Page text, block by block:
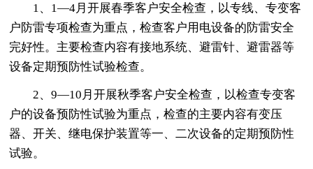
1、1—4月开展春季客户安全检查，以专线、专变客
户防雷专项检查为重点，检查客户用电设备的防雷安全
完好性。主要检查内容有接地系统、避雷针、避雷器等
设备定期预防性试验检查。
2、9—10月开展秋季客户安全检查，以检查专变客
户的设备预防性试验为重点，检查的主要内容有变压
器、开关、继电保护装置等一、二次设备的定期预防性
试验。